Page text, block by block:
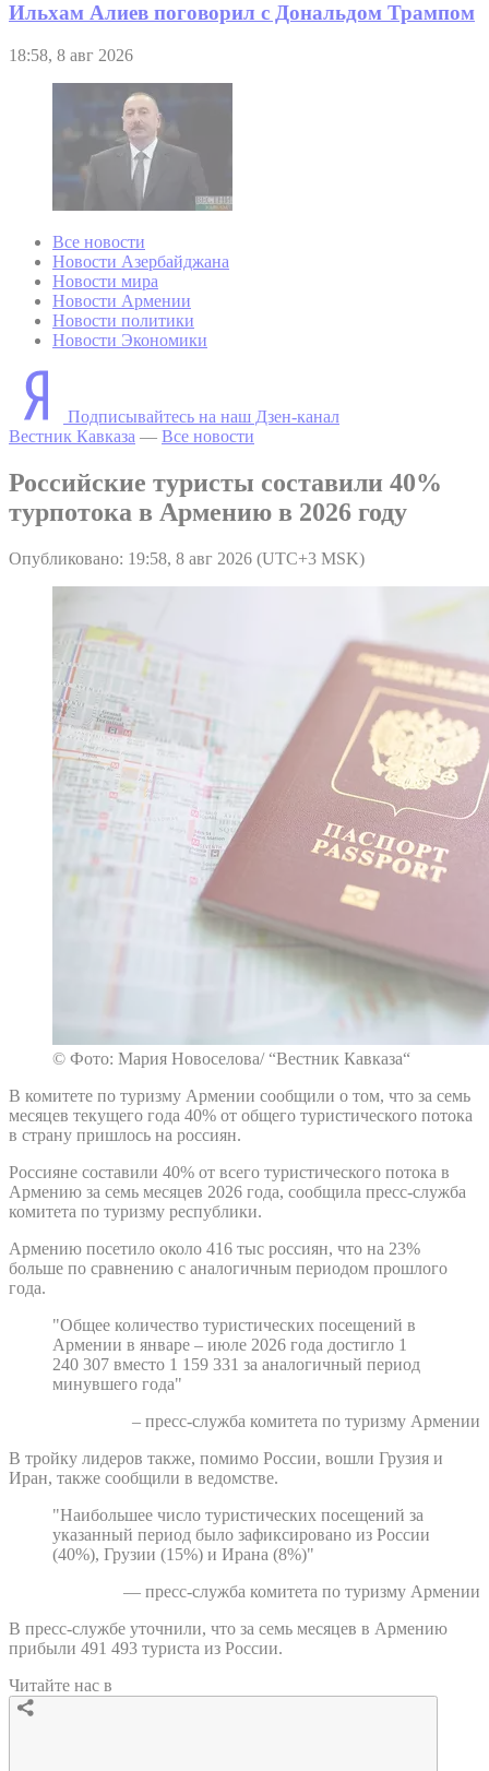
Ильхам Алиев поговорил с Дональдом Трампом
18:58, 8 авг 2026
Все новости
Новости Азербайджана
Новости мира
Новости Армении
Новости политики
Новости Экономики
Подписывайтесь на наш Дзен-канал
Вестник Кавказа — Все новости
Российские туристы составили 40%
турпотока в Армению в 2026 году
Опубликовано: 19:58, 8 авг 2026 (UTC+3 MSK)
© Фото: Мария Новоселова/ “Вестник Кавказа“
В комитете по туризму Армении сообщили о том, что за семь
месяцев текущего года 40% от общего туристического потока
в страну пришлось на россиян.
Россияне составили 40% от всего туристического потока в
Армению за семь месяцев 2026 года, сообщила пресс-служба
комитета по туризму республики.
Армению посетило около 416 тыс россиян, что на 23%
больше по сравнению с аналогичным периодом прошлого
года.
"Общее количество туристических посещений в
Армении в январе – июле 2026 года достигло 1
240 307 вместо 1 159 331 за аналогичный период
минувшего года"
– пресс-служба комитета по туризму Армении
В тройку лидеров также, помимо России, вошли Грузия и
Иран, также сообщили в ведомстве.
"Наибольшее число туристических посещений за
указанный период было зафиксировано из России
(40%), Грузии (15%) и Ирана (8%)"
— пресс-служба комитета по туризму Армении
В пресс-службе уточнили, что за семь месяцев в Армению
прибыли 491 493 туриста из России.
Читайте нас в